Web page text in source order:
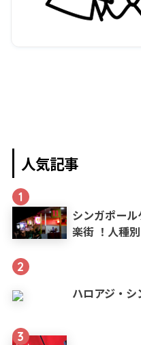
人気記事
1
シンガポー
楽街 ！人種
2
ハロアジ・
3